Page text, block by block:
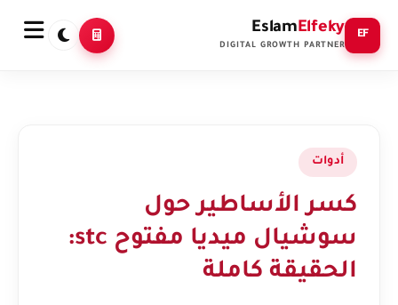
EF
EslamElfeky
DIGITAL GROWTH PARTNER
أدوات
كسر الأساطير حول
سوشيال ميديا مفتوح stc:
الحقيقة كاملة